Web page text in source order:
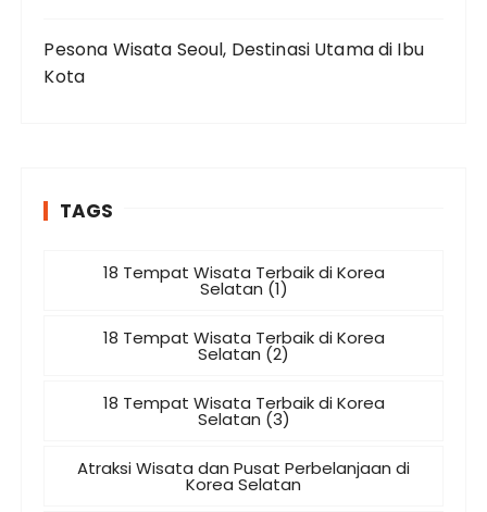
Pesona Wisata Seoul, Destinasi Utama di Ibu
Kota
TAGS
18 Tempat Wisata Terbaik di Korea
Selatan (1)
18 Tempat Wisata Terbaik di Korea
Selatan (2)
18 Tempat Wisata Terbaik di Korea
Selatan (3)
Atraksi Wisata dan Pusat Perbelanjaan di
Korea Selatan